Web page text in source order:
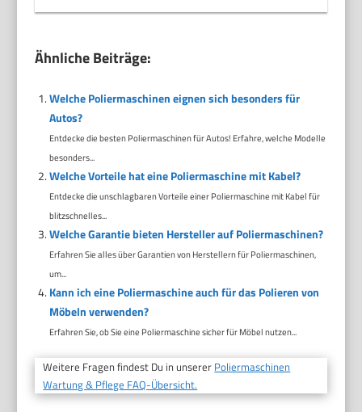
Ähnliche Beiträge:
Welche Poliermaschinen eignen sich besonders für
Autos?
Entdecke die besten Poliermaschinen für Autos! Erfahre, welche Modelle
besonders...
Welche Vorteile hat eine Poliermaschine mit Kabel?
Entdecke die unschlagbaren Vorteile einer Poliermaschine mit Kabel für
blitzschnelles...
Welche Garantie bieten Hersteller auf Poliermaschinen?
Erfahren Sie alles über Garantien von Herstellern für Poliermaschinen,
um...
Kann ich eine Poliermaschine auch für das Polieren von
Möbeln verwenden?
Erfahren Sie, ob Sie eine Poliermaschine sicher für Möbel nutzen...
Weitere Fragen findest Du in unserer Poliermaschinen
Wartung & Pflege FAQ-Übersicht.